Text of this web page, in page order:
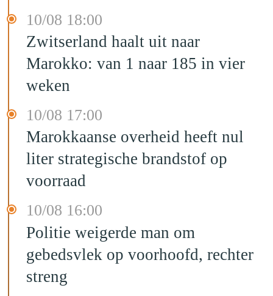
10/08 18:00
Zwitserland haalt uit naar
Marokko: van 1 naar 185 in vier
weken
10/08 17:00
Marokkaanse overheid heeft nul
liter strategische brandstof op
voorraad
10/08 16:00
Politie weigerde man om
gebedsvlek op voorhoofd, rechter
streng